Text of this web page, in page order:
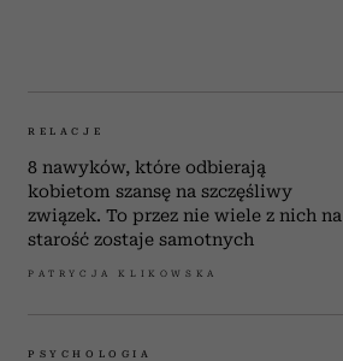
RELACJE
8 nawyków, które odbierają
kobietom szansę na szczęśliwy
związek. To przez nie wiele z nich na
starość zostaje samotnych
PATRYCJA KLIKOWSKA
PSYCHOLOGIA